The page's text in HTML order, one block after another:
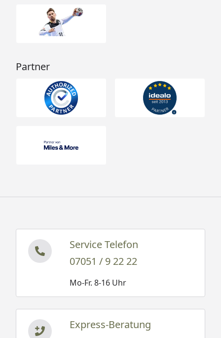
Partner
Service Telefon
07051 / 9 22 22
Mo-Fr. 8-16 Uhr
Express-Beratung